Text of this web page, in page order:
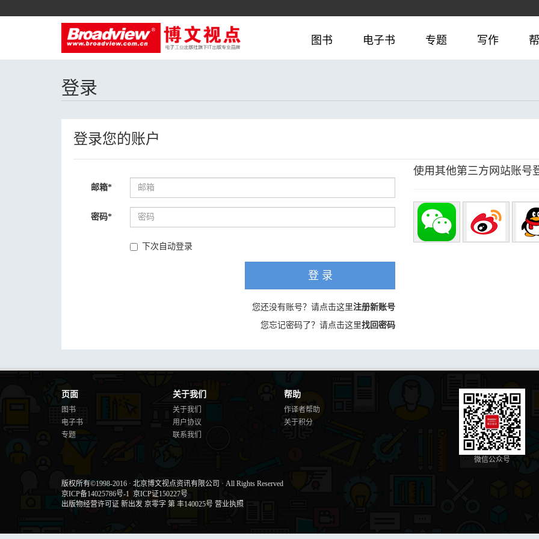
图书 电子书 专题 写作
登录
登录您的账户
邮箱*
密码*
下次自动登录
登 录
您还没有账号？请点击这里注册新账号
您忘记密码了？请点击这里找回密码
使用其他第三方网站账号
页面
图书
电子书
专题
关于我们
关于我们
用户协议
联系我们
帮助
作译者帮助
关于积分
微信公众号
版权所有©1998-2016 · 北京博文视点资讯有限公司 · All Rights Reserved
京ICP备14025786号-1 京ICP证150227号
出版物经营许可证 新出发 京零字 第 丰140025号 营业执照